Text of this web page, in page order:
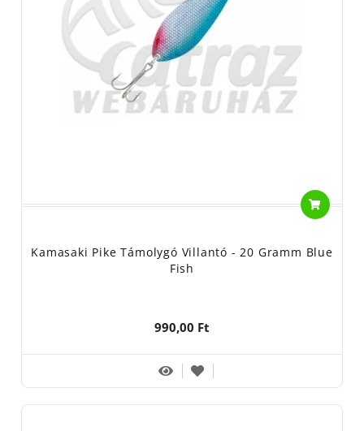
Kamasaki Pike Támolygó Villantó - 20 Gramm Blue
Fish
990,00 Ft